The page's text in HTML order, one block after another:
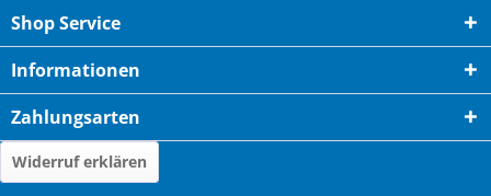
Shop Service
Informationen
Zahlungsarten
Widerruf erklären